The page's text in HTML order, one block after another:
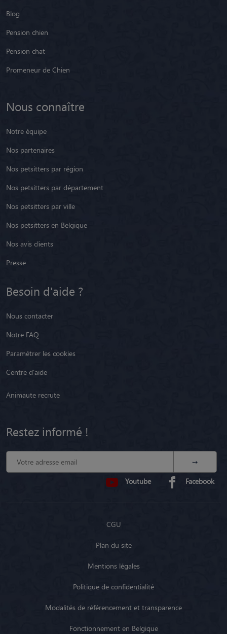
Blog
Pension chien
Pension chat
Promeneur de Chien
Nous connaître
Notre équipe
Nos partenaires
Nos petsitters par région
Nos petsitters par département
Nos petsitters par ville
Nos petsitters en Belgique
Nos avis clients
Presse
Besoin d'aide ?
Nous contacter
Notre FAQ
Paramétrer les cookies
Centre d'aide
Animaute recrute
Restez informé !
Youtube Facebook
CGU
Plan du site
Mentions légales
Politique de confidentialité
Modalités de référencement et transparence
Fonctionnement en Belgique